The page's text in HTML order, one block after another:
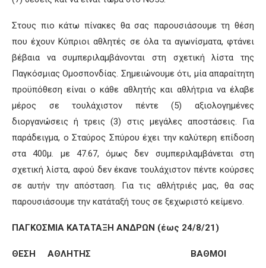
Στους πιο κάτω πίνακες θα σας παρουσιάσουμε τη θέση
που έχουν Κύπριοι αθλητές σε όλα τα αγωνίσματα, φτάνει
βέβαια να συμπεριλαμβάνονται στη σχετική λίστα της
Παγκόσμιας Ομοσπονδίας. Σημειώνουμε ότι, μία απαραίτητη
προϋπόθεση είναι ο κάθε αθλητής και αθλήτρια να έλαβε
μέρος σε τουλάχιστον πέντε (5) αξιολογημένες
διοργανώσεις ή τρεις (3) στις μεγάλες αποστάσεις. Για
παράδειγμα, ο Σταύρος Σπύρου έχει την καλύτερη επίδοση
στα 400μ. με 47.67, όμως δεν συμπεριλαμβάνεται στη
σχετική λίστα, αφού δεν έκανε τουλάχιστον πέντε κούρσες
σε αυτήν την απόσταση. Για τις αθλήτριές μας, θα σας
παρουσιάσουμε την κατάταξή τους σε ξεχωριστό κείμενο.
ΠΑΓΚΟΣΜΙΑ ΚΑΤΑΤΑΞΗ ΑΝΔΡΩΝ (έως 24/8/21)
ΘΕΣΗ ΑΘΛΗΤΗΣ ΒΑΘΜΟΙ